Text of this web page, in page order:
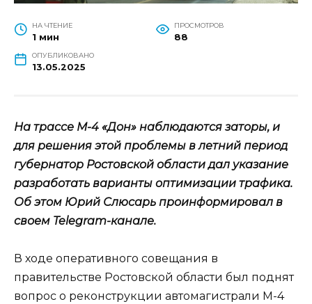
НА ЧТЕНИЕ
1 мин
ПРОСМОТРОВ
88
ОПУБЛИКОВАНО
13.05.2025
На трассе М-4 «Дон» наблюдаются заторы, и
для решения этой проблемы в летний период
губернатор Ростовской области дал указание
разработать варианты оптимизации трафика.
Об этом Юрий Слюсарь проинформировал в
своем Telegram-канале.
В ходе оперативного совещания в
правительстве Ростовской области был поднят
вопрос о реконструкции автомагистрали М-4